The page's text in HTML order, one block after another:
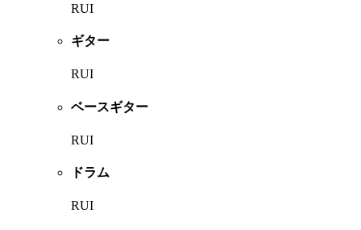
RUI
ギター
RUI
ベースギター
RUI
ドラム
RUI